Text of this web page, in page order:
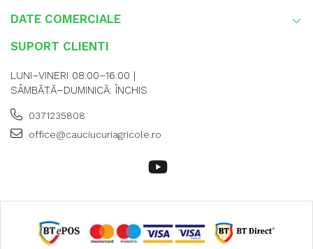
DATE COMERCIALE
SUPORT CLIENTI
LUNI–VINERI 08:00–16:00 |
SÂMBĂTĂ–DUMINICĂ: ÎNCHIS
0371235808
office@cauciucuriagricole.ro